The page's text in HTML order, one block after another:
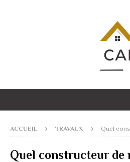
ACCUEIL TRAVAUX Quel
Quel constructeur de